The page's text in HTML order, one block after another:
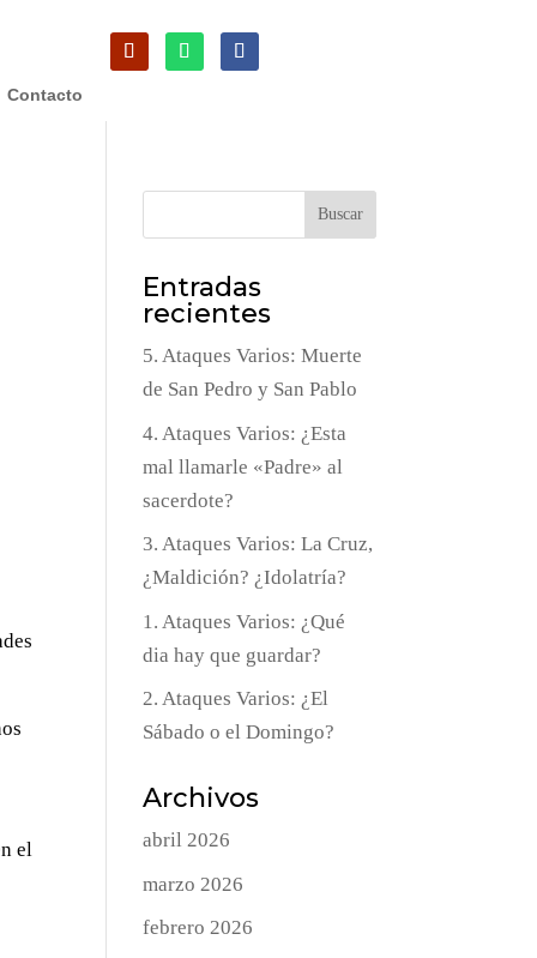
Contacto
el
Buscar
Entradas
recientes
5. Ataques Varios: Muerte
de San Pedro y San Pablo
4. Ataques Varios: ¿Esta
mal llamarle «Padre» al
sacerdote?
3. Ataques Varios: La Cruz,
¿Maldición? ¿Idolatría?
1. Ataques Varios: ¿Qué
dia hay que guardar?
2. Ataques Varios: ¿El
Sábado o el Domingo?
Archivos
abril 2026
marzo 2026
febrero 2026